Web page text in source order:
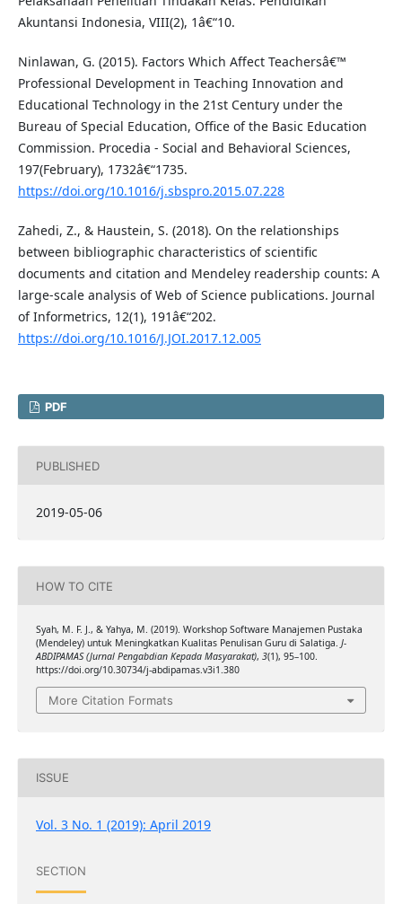
Akuntansi Indonesia, VIII(2), 1â€“10.
Ninlawan, G. (2015). Factors Which Affect Teachersâ€™
Professional Development in Teaching Innovation and
Educational Technology in the 21st Century under the
Bureau of Special Education, Office of the Basic Education
Commission. Procedia - Social and Behavioral Sciences,
197(February), 1732â€“1735.
https://doi.org/10.1016/j.sbspro.2015.07.228
Zahedi, Z., & Haustein, S. (2018). On the relationships
between bibliographic characteristics of scientific
documents and citation and Mendeley readership counts: A
large-scale analysis of Web of Science publications. Journal
of Informetrics, 12(1), 191â€“202.
https://doi.org/10.1016/J.JOI.2017.12.005
PDF
PUBLISHED
2019-05-06
HOW TO CITE
Syah, M. F. J., & Yahya, M. (2019). Workshop Software Manajemen Pustaka
(Mendeley) untuk Meningkatkan Kualitas Penulisan Guru di Salatiga. J-
ABDIPAMAS (Jurnal Pengabdian Kepada Masyarakat), 3(1), 95–100.
https://doi.org/10.30734/j-abdipamas.v3i1.380
More Citation Formats
ISSUE
Vol. 3 No. 1 (2019): April 2019
SECTION